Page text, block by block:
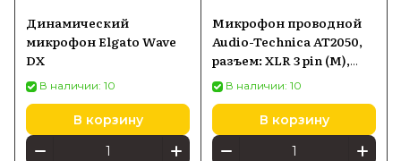
Динамический
микрофон Elgato Wave
DX
В наличии: 10
В корзину
Микрофон проводной
Audio-Technica AT2050,
разъем: XLR 3 pin (M),
черный
В наличии: 10
В корзину